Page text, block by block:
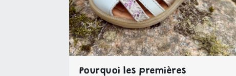
Pourquoi les premières